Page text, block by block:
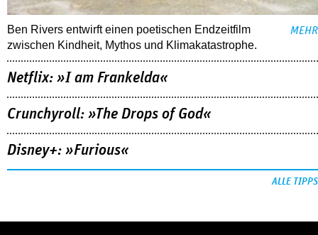
Ben Rivers entwirft einen poetischen Endzeitfilm
zwischen Kindheit, Mythos und Klimakatastrophe.
MEHR
Netflix: »I am Frankelda«
Crunchyroll: »The Drops of God«
Disney+: »Furious«
ALLE TIPPS